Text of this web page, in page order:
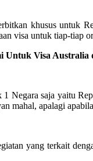
khusus untuk
visa untuk tiap-tiap
Visa Australia
Negara saja yaitu
mahal, apalagi
yang terkait